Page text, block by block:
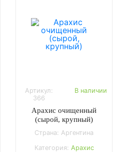
Артикул:
366
В наличии
Арахис очищенный
(сырой, крупный)
Страна: Аргентина
Категория: Арахис